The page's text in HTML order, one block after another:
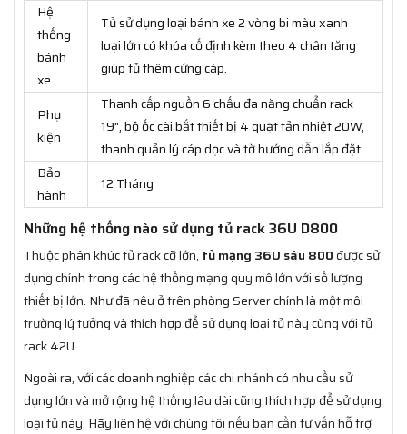
Hệ
thống
bánh
xe
Tủ sử dụng loại bánh xe 2 vòng bi màu xanh
loại lớn có khóa cố định kèm theo 4 chân tăng
giúp tủ thêm cứng cáp.
Phụ
kiện
Thanh cấp nguồn 6 chấu đa năng chuẩn rack
19", bộ ốc cài bắt thiết bị 4 quạt tản nhiệt 20W,
thanh quản lý cáp dọc và tờ hướng dẫn lắp đặt
Bảo
hành
12 Tháng
Những hệ thống nào sử dụng tủ rack 36U D800
Thuộc phân khúc tủ rack cỡ lớn, tủ mạng 36U sâu 800 được sử
dụng chính trong các hệ thống mạng quy mô lớn với số lượng
thiết bị lớn. Như đã nêu ở trên phòng Server chính là một môi
trường lý tưởng và thích hợp để sử dụng loại tủ này cùng với tủ
rack 42U.
Ngoài ra, với các doanh nghiệp các chi nhánh có nhu cầu sử
dụng lớn và mở rộng hệ thống lâu dài cũng thích hợp để sử dụng
loại tủ này. Hãy liên hệ với chúng tôi nếu bạn cần tư vấn hỗ trợ